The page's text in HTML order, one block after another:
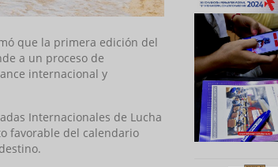
que la primera edición del
a un proceso de
internacional y
Internacionales de Lucha
favorable del calendario